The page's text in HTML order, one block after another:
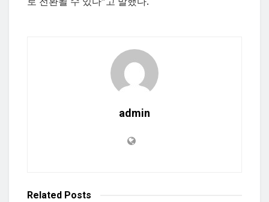
admin
Related Posts